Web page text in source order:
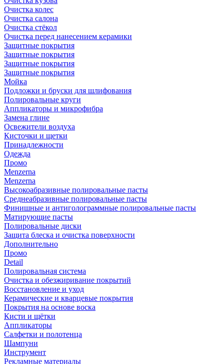
Очистка колес
Очистка салона
Очистка стёкол
Очистка перед нанесением керамики
Защитные покрытия
Защитные покрытия
Защитные покрытия
Защитные покрытия
Мойка
Подложки и бруски для шлифования
Полировальные круги
Аппликаторы и микрофибра
Замена глине
Освежители воздуха
Кисточки и щетки
Принадлежности
Одежда
Промо
Menzerna
Menzerna
Высокоабразивные полировальные пасты
Среднеабразивные полировальные пасты
Финишные и антиголограммные полировальные пасты
Матирующие пасты
Полировальные диски
Защита блеска и очистка поверхности
Дополнительно
Промо
Detail
Полировальная система
Очистка и обезжиривание покрытий
Восстановление и уход
Керамические и кварцевые покрытия
Покрытия на основе воска
Кисти и щётки
Аппликаторы
Салфетки и полотенца
Шампуни
Инструмент
Рекламные материалы